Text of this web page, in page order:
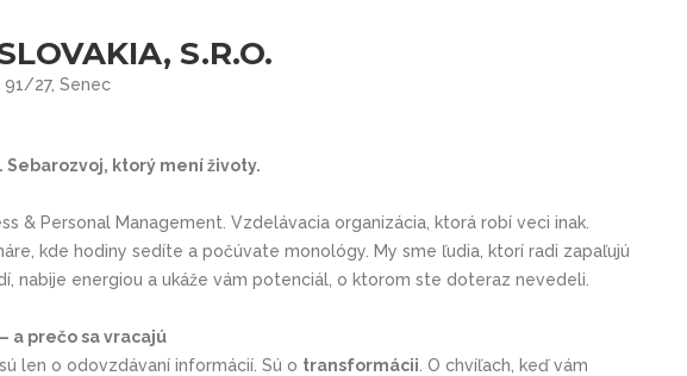
S.R.O.
91/27, Senec
ktorý mení životy.
& Personal Management. Vzdelávacia organizácia, ktorá robí veci inak.
kde hodiny sedíte a počúvate monológy. My sme ľudia, ktorí radi zapaľujú
nabije energiou a ukáže vám potenciál, o ktorom ste doteraz nevedeli.
a prečo sa vracajú
len o odovzdávaní informácií. Sú o transformácii . O chvíľach, keď vám